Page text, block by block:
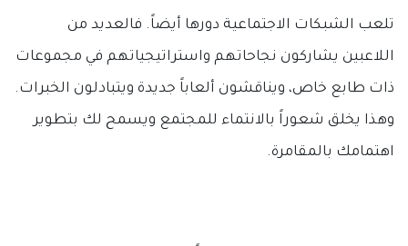
تلعب الشبكات الاجتماعية دورها أيضاً. فالعديد من
اللاعبين يشاركون نجاحاتهم واستراتيجياتهم في مجموعات
ذات طابع خاص، ويناقشون ألعاباً جديدة ويتبادلون الخبرات.
وهذا يخلق شعوراً بالانتماء للمجتمع ويسمح لك بتطوير
اهتمامك بالمقامرة.